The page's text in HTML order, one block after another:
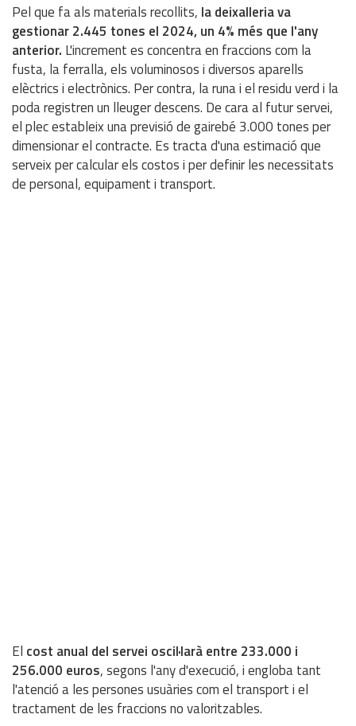
Pel que fa als materials recollits, la deixalleria va
gestionar 2.445 tones el 2024, un 4% més que l'any
anterior. L'increment es concentra en fraccions com la
fusta, la ferralla, els voluminosos i diversos aparells
elèctrics i electrònics. Per contra, la runa i el residu verd i la
poda registren un lleuger descens. De cara al futur servei,
el plec estableix una previsió de gairebé 3.000 tones per
dimensionar el contracte. Es tracta d'una estimació que
serveix per calcular els costos i per definir les necessitats
de personal, equipament i transport.
El cost anual del servei oscil·larà entre 233.000 i
256.000 euros, segons l'any d'execució, i engloba tant
l'atenció a les persones usuàries com el transport i el
tractament de les fraccions no valoritzables.